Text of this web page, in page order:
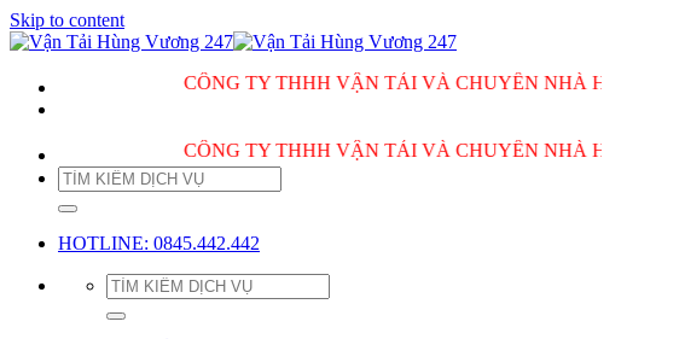
Skip to content
CÔNG TY THHH VẬN TẢI VÀ CHUYỂN NHÀ HÙNG VƯƠNG
CÔNG TY THHH VẬN TẢI VÀ CHUYỂN NHÀ HÙNG VƯƠNG
HOTLINE: 0845.442.442